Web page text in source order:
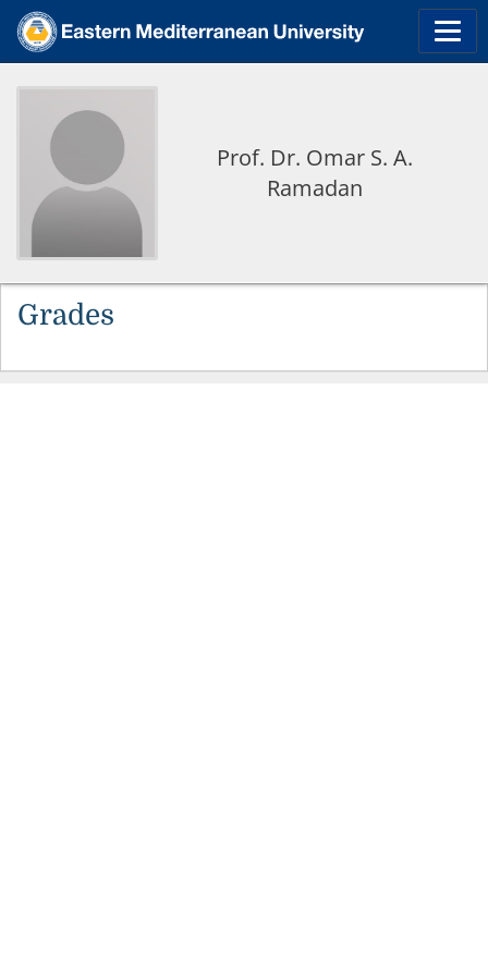
Prof. Dr. Omar S. A.
Ramadan
Grades